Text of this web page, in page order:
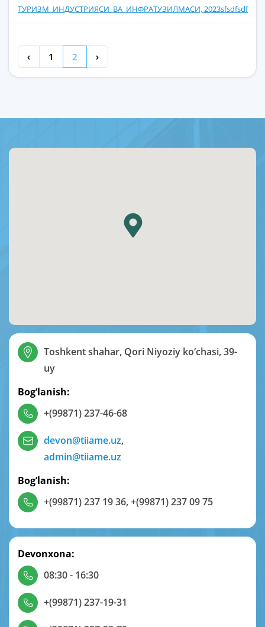
ТУРИЗМ_ИНДУСТРИЯСИ_ВА_ИНФРАТУЗИЛМАСИ, 2023sfsdfsdf
‹ 1 2 ›
Toshkent shahar, Qori Niyoziy ko‘chasi, 39-
uy
Bog‘lanish:
+(99871) 237-46-68
devon@tiiame.uz,
admin@tiiame.uz
Bog‘lanish:
+(99871) 237 19 36,+(99871) 237 09 75
Devonxona:
08:30 - 16:30
+(99871) 237-19-31